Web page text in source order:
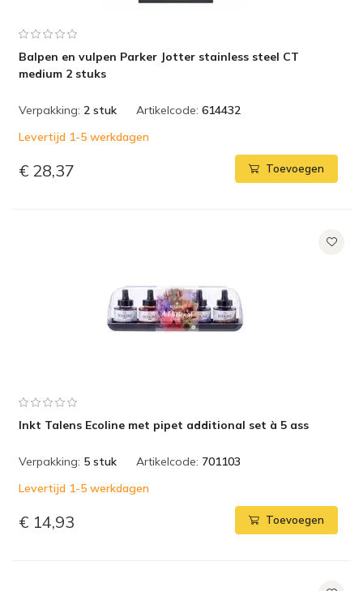
Balpen en vulpen Parker Jotter stainless steel CT
medium 2 stuks
Verpakking: 2 stuk Artikelcode: 614432
Levertijd 1-5 werkdagen
€ 28,37 Toevoegen
Inkt Talens Ecoline met pipet additional set à 5 ass
Verpakking: 5 stuk Artikelcode: 701103
Levertijd 1-5 werkdagen
€ 14,93 Toevoegen